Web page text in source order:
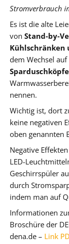
Stromverbrauch
Es ist die alte
von Stand-by-
dem Wechsel auf
Sparduschköpfe
nennen.
Wichtig ist, dort
keine negativen
oben genannten
Negative
LED-
Geschirrspüler
durch
indem man auf
Informationen
Broschüre der
dena.de – Link